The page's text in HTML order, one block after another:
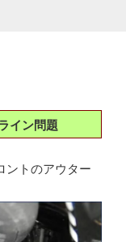
イン問題
ントのアウター